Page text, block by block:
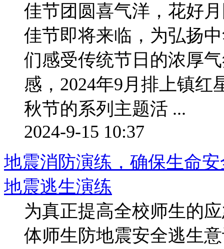
佳节团圆喜气洋，花好
佳节即将来临，为弘扬
们感受传统节日的浓厚
感，2024年9月排上镇
秋节的系列主题活 ...
2024-9-15 10:37
地震消防演练，确保生命
地震逃生演练
为真正提高全校师生的
体师生防地震安全逃生